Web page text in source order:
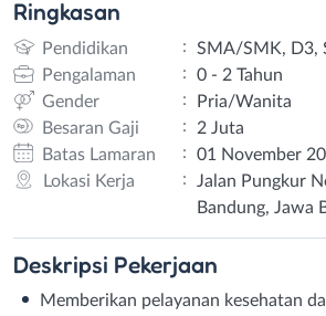
Ringkasan
Pendidikan :
SMA/SMK, D3,
Pengalaman
:
0 - 2 Tahun
Gender
:
Pria/Wanita
Besaran Gaji
:
2 Juta
Batas Lamaran
:
01 November
Lokasi Kerja
:
Jalan Pungkur
Bandung, Jawa
Deskripsi Pekerjaan
Memberikan pelayanan kesehatan